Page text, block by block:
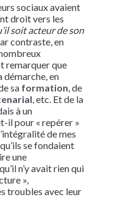
sociaux avaient
droit vers les
soit acteur de son
contraste, en
remarquer que
démarche, en
sa formation , de
, etc. Et de la
à un
il pour « repérer »
de mes
se fondaient
une
n’y avait rien qui
»,
troubles avec leur